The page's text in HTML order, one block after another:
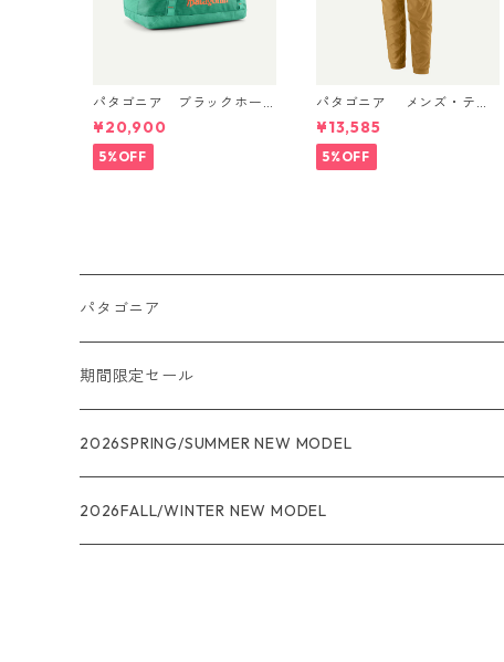
パタゴニア ブラックホー
ル・ダッフル 40L Aqua St
one 49339 日本正規品
¥20,900
5%OFF
パタゴニア メンズ・テル
ボンヌ・ジョガーズ (カラ
ー Bobcat Brown) Patagon
ia Men's Terrebonne Trail
Joggers 日本正規品 製品
¥13,585
5%OFF
パタゴニア
メンズ
R1
R1エア
ウィメンズ
R1
ジャケット・アウター
期間限定セール
★★★
レインウェアー
2026SPRING/SUMMER NEW MODEL
2026FALL/WINTER NEW MODEL